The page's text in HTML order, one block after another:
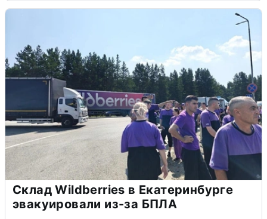
Склад Wildberries в Екатеринбурге
эвакуировали из-за БПЛА